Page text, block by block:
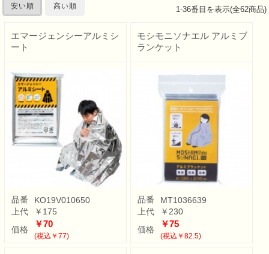
安い順 高い順 1-36番目を表示(全62商品)
エマージェンシーアルミシ
ート
品番
KO19V010650
上代
￥175
価格
￥70
(税込￥77)
モシモニソナエル アルミブ
ランケット
品番
MT1036639
上代
￥230
価格
￥75
(税込￥82.5)